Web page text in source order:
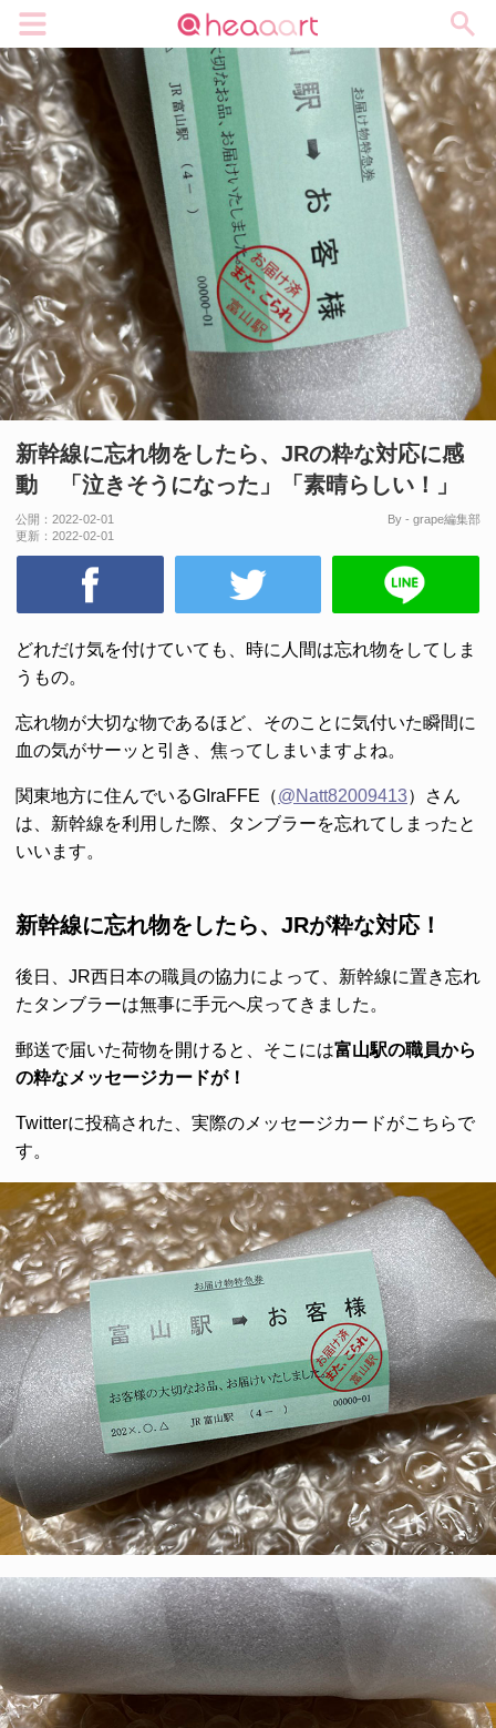
新幹線に忘れ物をしたら、JRの粋な対応に感
動 「泣きそうになった」「素晴らしい！」
公開： 2022-02-01
更新： 2022-02-01
By - grape編集部
どれだけ気を付けていても、時に人間は忘れ物をしてしま
うもの。
忘れ物が大切な物であるほど、そのことに気付いた瞬間に
血の気がサーッと引き、焦ってしまいますよね。
関東地方に住んでいるGIraFFE（@Natt82009413）さん
は、新幹線を利用した際、タンブラーを忘れてしまったと
いいます。
新幹線に忘れ物をしたら、JRが粋な対応！
後日、JR西日本の職員の協力によって、新幹線に置き忘れ
たタンブラーは無事に手元へ戻ってきました。
郵送で届いた荷物を開けると、そこには富山駅の職員から
の粋なメッセージカードが！
Twitterに投稿された、実際のメッセージカードがこちらで
す。